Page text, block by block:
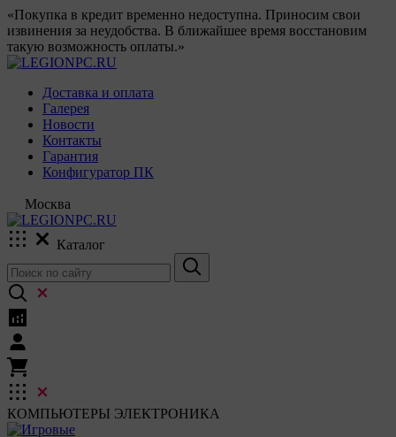
«Покупка в кредит временно недоступна. Приносим свои
извинения за неудобства. В ближайшее время восстановим
такую возможность оплаты.»
Доставка и оплата
Галерея
Новости
Контакты
Гарантия
Конфигуратор ПК
Москва
Каталог
КОМПЬЮТЕРЫ ЭЛЕКТРОНИКА